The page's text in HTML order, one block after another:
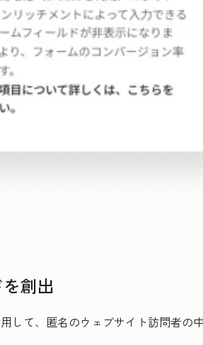
創出
して、匿名のウェブサイト訪問者の